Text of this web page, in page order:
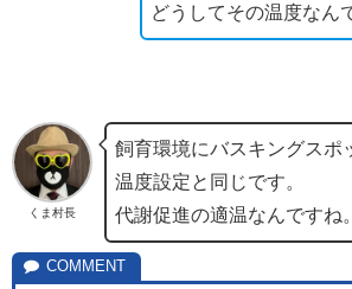
どうしてその温度なん
くま村長
飼育環境にバスキングスポ
温度設定と同じです。
代謝促進の適温なんですね。